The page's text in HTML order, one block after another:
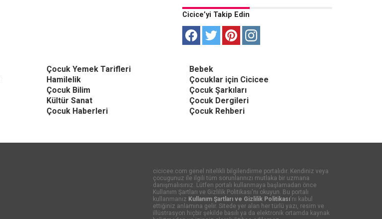
Cicice’yi Takip Edin
Çocuk Yemek Tarifleri
Bebek
Hamilelik
Çocuklar için Cicicee
Çocuk Bilim
Çocuk Şarkıları
Kültür Sanat
Çocuk Dergileri
Çocuk Haberleri Çocuk Rehberi
cicicee.com genel nitelikli bilgilendirme portalıdır. Kendiniz veya
çocugunuz ile ilgili tüm sorunlarınızı mutlaka bir uzmana
danışmalısınız. Lütfen portalı kullanmaya başlamadan önce
Kullanım Şartları ve Gizlilik Politikası'nı okuyun. Bu portalı
kullanmanız Kullanım Şartları ve Gizlilik Politikası'nı kabul
ettiğiniz anlamına gelir. Sitede yer alan her türlü yazı, resim ve
illüstrasyon hiçbir şekilde basılı ya da elektronik ortamda kaynak